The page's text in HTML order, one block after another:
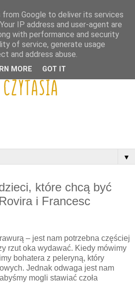
▼
które chcą być
i Francesc
– jest nam potrzebna częściej
rzut oka wydawać. Kiedy mówimy
bohatera z peleryną, który
Jednak odwaga jest nam
mogli stawiać czoła
Google to deliver its services
IP address and user-agent are
with performance and security
of service, generate usage
and address abuse.
MORE GOT IT